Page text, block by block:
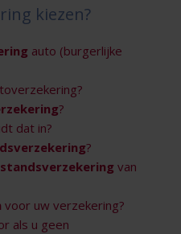
kiezen?
auto (burgerlijke
?
dat in?
?
van
voor uw verzekering?
als u geen